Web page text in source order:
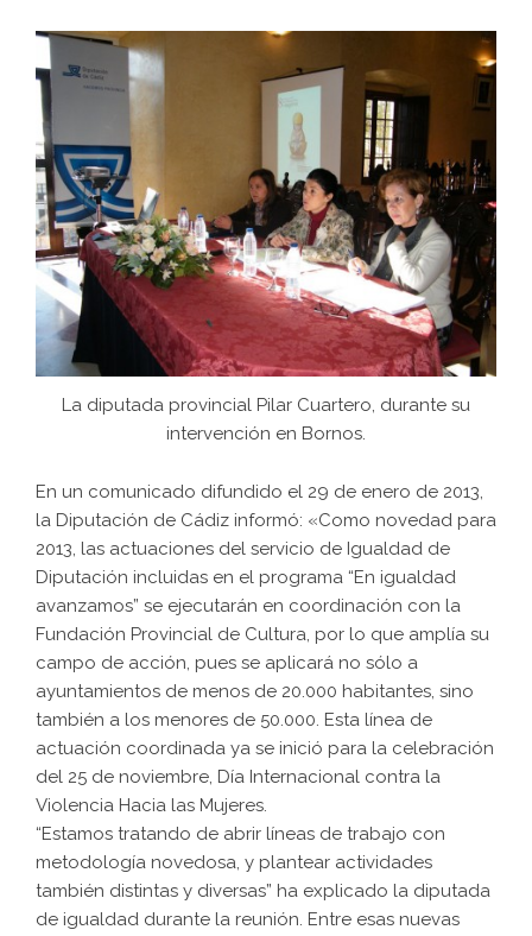
La diputada provincial Pilar Cuartero, durante su
intervención en Bornos.
En un comunicado difundido el 29 de enero de 2013,
la Diputación de Cádiz informó: «Como novedad para
2013, las actuaciones del servicio de Igualdad de
Diputación incluidas en el programa “En igualdad
avanzamos” se ejecutarán en coordinación con la
Fundación Provincial de Cultura, por lo que amplía su
campo de acción, pues se aplicará no sólo a
ayuntamientos de menos de 20.000 habitantes, sino
también a los menores de 50.000. Esta línea de
actuación coordinada ya se inició para la celebración
del 25 de noviembre, Día Internacional contra la
Violencia Hacia las Mujeres.
“Estamos tratando de abrir líneas de trabajo con
metodología novedosa, y plantear actividades
también distintas y diversas” ha explicado la diputada
de igualdad durante la reunión. Entre esas nuevas